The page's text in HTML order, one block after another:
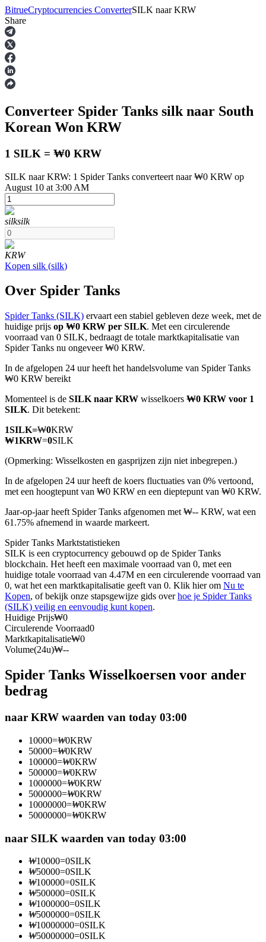
Termijncontracten
USDT-futures
COIN-M-futures
Cryptocurrency-futures
TradFi
Derivaten voor aandelen, forex, edelmetalen en grondstoffen
USDC-futures
Futures met USDC als onderpand
Sluit je aan bij top traders
Word een Copy Trader
BitrueCryptocurrencies ConverterSILK naar KRW
Share
Converteer Spider Tanks silk naar South
Korean Won KRW
1 SILK = ₩0 KRW
SILK naar KRW: 1 Spider Tanks converteert naar ₩0 KRW op
August 10 at 3:00 AM
silksilk
KRW
Kopen silk (silk)
Over Spider Tanks
Spider Tanks (SILK) ervaart een stabiel gebleven deze week, met de
huidige prijs op ₩0 KRW per SILK. Met een circulerende
voorraad van 0 SILK, bedraagt de totale marktkapitalisatie van
Spider Tanks nu ongeveer ₩0 KRW.
In de afgelopen 24 uur heeft het handelsvolume van Spider Tanks
₩0 KRW bereikt
Momenteel is de SILK naar KRW wisselkoers ₩0 KRW voor 1
SILK. Dit betekent:
1SILK=₩0KRW
₩1KRW=0SILK
(Opmerking: Wisselkosten en gasprijzen zijn niet inbegrepen.)
In de afgelopen 24 uur heeft de koers fluctuaties van 0% vertoond,
met een hoogtepunt van ₩0 KRW en een dieptepunt van ₩0 KRW.
Jaar-op-jaar heeft Spider Tanks afgenomen met ₩-- KRW, wat een
61.75% afnemend in waarde markeert.
Spider Tanks Marktstatistieken
SILK is een cryptocurrency gebouwd op de Spider Tanks
blockchain. Het heeft een maximale voorraad van 0, met een
huidige totale voorraad van 4.47M en een circulerende voorraad van
0, wat het een marktkapitalisatie geeft van 0. Klik hier om Nu te
Kopen, of bekijk onze stapsgewijze gids overhoe je Spider Tanks
(SILK) veilig en eenvoudig kunt kopen.
Huidige Prijs₩0
Circulerende Voorraad0
Marktkapitalisatie₩0
Volume(24u)₩--
Spider Tanks Wisselkoersen voor ander
bedrag
naar KRW waarden van today 03:00
10000=₩0KRW
50000=₩0KRW
100000=₩0KRW
500000=₩0KRW
1000000=₩0KRW
5000000=₩0KRW
10000000=₩0KRW
50000000=₩0KRW
naar SILK waarden van today 03:00
₩10000=0SILK
₩50000=0SILK
₩100000=0SILK
₩500000=0SILK
₩1000000=0SILK
₩5000000=0SILK
₩10000000=0SILK
₩50000000=0SILK